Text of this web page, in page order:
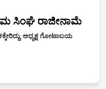
ಸಿಂಘೆ ರಾಜೀನಾಮೆ
ಅಧ್ಯಕ್ಷ ಗೋಟಾಬಯ